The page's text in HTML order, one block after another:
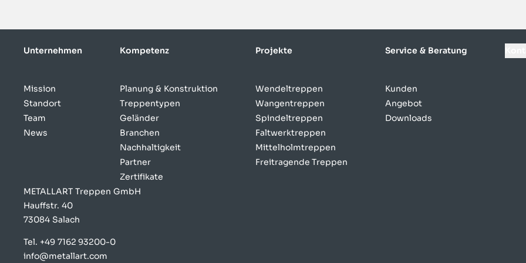
Unternehmen
Mission
Standort
Team
News
Kompetenz
Planung & Konstruktion
Treppentypen
Geländer
Branchen
Nachhaltigkeit
Partner
Zertifikate
Projekte
Wendeltreppen
Wangentreppen
Spindeltreppen
Faltwerktreppen
Mittelholmtreppen
Freitragende Treppen
Service & Beratung
Kunden
Angebot
Downloads
METALLART Treppen GmbH
Hauffstr. 40
73084 Salach
Tel. +49 7162 93200-0
info@metallart.com